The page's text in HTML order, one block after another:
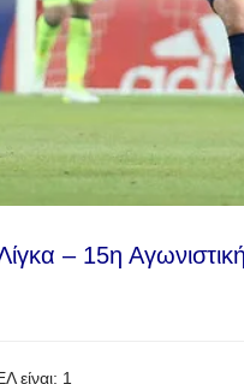
– 15η Αγωνιστική
είναι: 1